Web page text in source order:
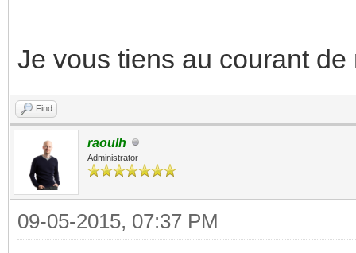
Je vous tiens au courant
Find
raoulh
Administrator
09-05-2015, 07:37 PM